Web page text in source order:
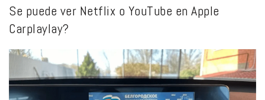
Se puede ver Netflix o YouTube en Apple
Carplaylay?